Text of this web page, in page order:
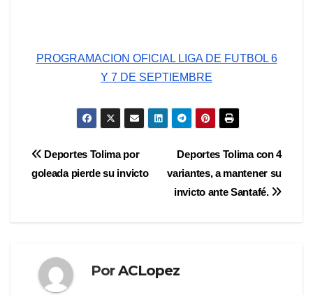
PROGRAMACION OFICIAL LIGA DE FUTBOL 6
Y 7 DE SEPTIEMBRE
Navegación
de
Deportes Tolima con 4
variantes, a mantener su
invicto ante Santafé.
Deportes Tolima por
goleada pierde su invicto
PorACLopez